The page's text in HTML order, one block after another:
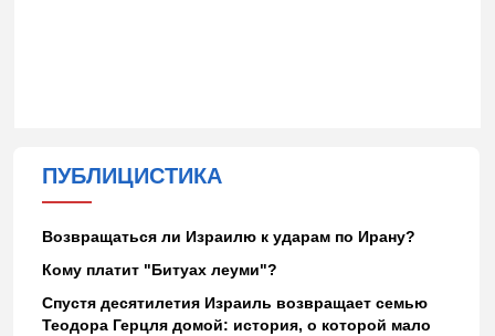
ПУБЛИЦИСТИКА
Возвращаться ли Израилю к ударам по Ирану?
Кому платит "Битуах леуми"?
Спустя десятилетия Израиль возвращает семью
Теодора Герцля домой: история, о которой мало